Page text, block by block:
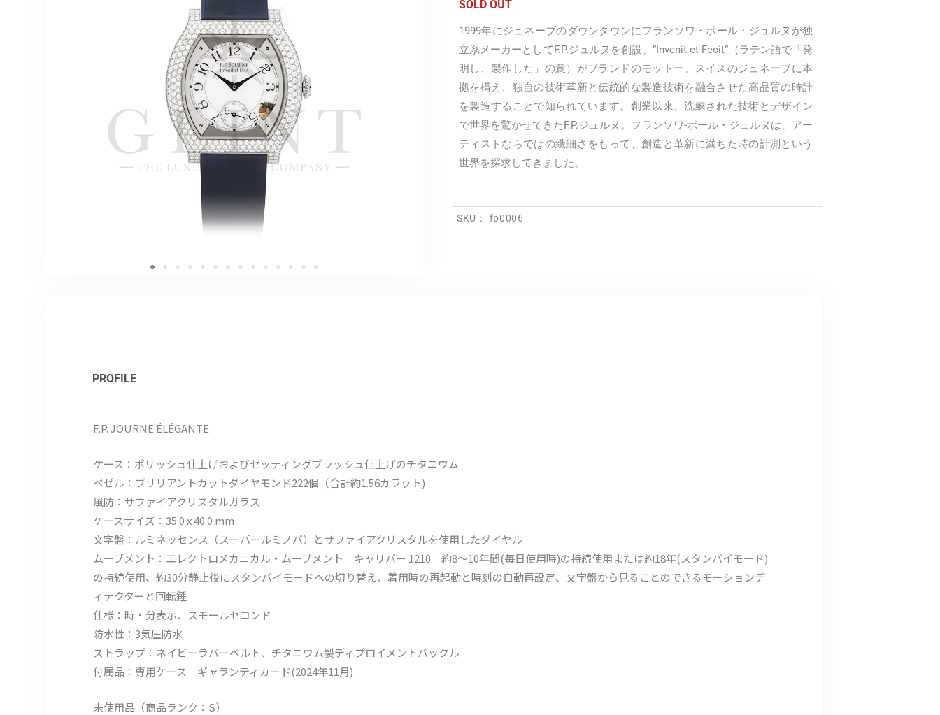
SOLD OUT
1999年にジュネーブのダウンタウンにフランソワ・ポール・ジュルヌが独
立系メーカーとしてF.P.ジュルヌを創設。”Invenit et Fecit”（ラテン語で「発
明し、製作した」の意）がブランドのモットー。スイスのジュネーブに本
拠を構え、独自の技術革新と伝統的な製造技術を融合させた高品質の時計
を製造することで知られています。創業以来、洗練された技術とデザイン
で世界を驚かせてきたF.P.ジュルヌ。フランソワ-ポール・ジュルヌは、アー
ティストならではの繊細さをもって、創造と革新に満ちた時の計測という
世界を探求してきました。
SKU： fp0006
PROFILE
F.P. JOURNE ÉLÉGANTE
ケース：ポリッシュ仕上げおよびセッティングブラッシュ仕上げのチタニウム
ベゼル：ブリリアントカットダイヤモンド222個（合計約1.56カラット)
風防：サファイアクリスタルガラス
ケースサイズ：35.0 x 40.0 mm
文字盤：ルミネッセンス（スーパールミノバ）とサファイアクリスタルを使用したダイヤル
ムーブメント：エレクトロメカニカル・ムーブメント キャリバー 1210 約8～10年間(毎日使用時)の持続使用または約18年(スタンバイモード)
の持続使用、約30分静止後にスタンバイモードへの切り替え、着用時の再起動と時刻の自動再設定、文字盤から見ることのできるモーションデ
ィテクターと回転錘
仕様：時・分表示、スモールセコンド
防水性：3気圧防水
ストラップ：ネイビーラバーベルト、チタニウム製ディプロイメントバックル
付属品：専用ケース ギャランティカード(2024年11月)
未使用品（商品ランク：S）